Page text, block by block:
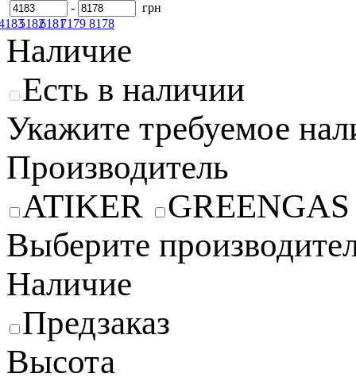
-
грн
518261817179 8178
Наличие
Есть в наличии
Укажите требуемое
Производитель
ATIKER
GREENGAS
Выберите
Наличие
Предзаказ
Высота